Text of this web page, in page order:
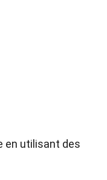
en utilisant des